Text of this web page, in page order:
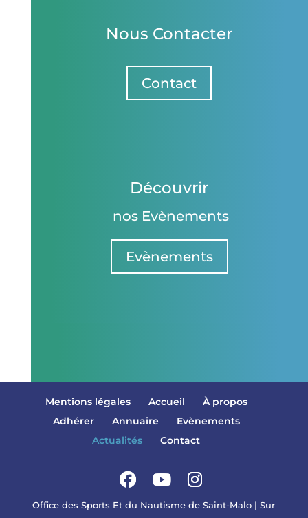
Nous Contacter
Contact
Découvrir
nos Evènements
Evènements
Mentions légales Accueil
À propos
Adhérer
Annuaire
Evènements
Actualités
Contact
Office des Sports Et du Nautisme de Saint-Malo | Sur